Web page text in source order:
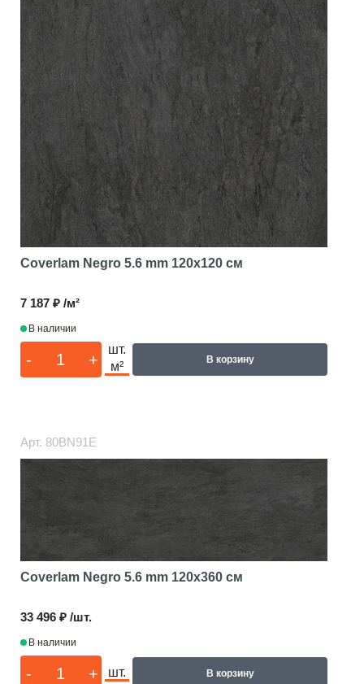
Coverlam Negro 5.6 mm 120x120 см
7 187 ₽ /м²
В наличии
- +
шт.
м²
В корзину
Арт. 80BN91E
Coverlam Negro 5.6 mm 120x360 см
33 496 ₽ /шт.
В наличии
- + шт. В корзину